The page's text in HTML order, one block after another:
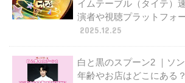
イムテーブル（タイテ）
演者や視聴プラットフォ
2025.12.25
白と黒のスプーン2 ｜ソ
年齢やお店はどこにある